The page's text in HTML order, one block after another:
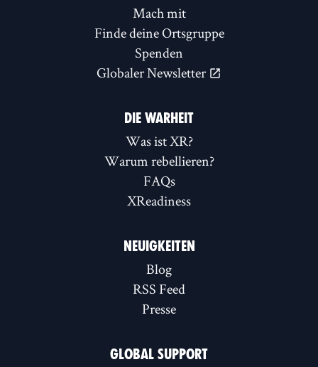
Mach mit
Finde deine Ortsgruppe
Spenden
Globaler Newsletter
DIE WARHEIT
Was ist XR?
Warum rebellieren?
FAQs
XReadiness
NEUIGKEITEN
Blog
RSS Feed
Presse
GLOBAL SUPPORT